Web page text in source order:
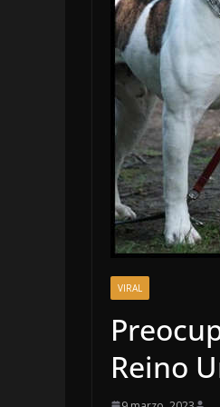
VIRAL
Reino